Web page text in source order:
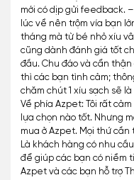
mới có dịp gửi feedback.
lúc về nên trộm vía bạn
tháng mà từ bé nhỏ xíu
cũng dành đánh giá tốt
đầu. Chu đáo và cẩn
thì các bạn tình cảm;
chăm chút 1 xíu sạch sẽ
Về phía Azpet: Tôi rất
lựa chọn nào tốt. Nhưng
mua ở Azpet. Mọi thứ
Là khách hàng có nhu
để giúp các bạn có niềm
Azpet và các bạn hỗ trợ